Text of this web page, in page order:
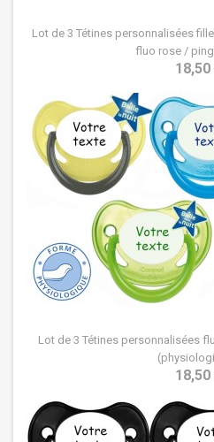
Lot de 3 Tétines personnalisées
fluo rose /
18,50
Lot de 3 Tétines personnalisées
18,50